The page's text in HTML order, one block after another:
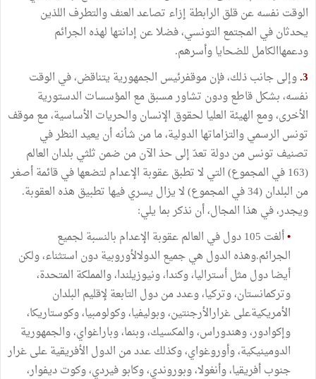
الوقت نفسه عن قلق الرابطة إزاء تصاعد العنف والتطرف اللذين
يحدثان في المجتمع التونسي، فضلا عن إدانتها لهذه الجرائم
ودعمهاالكامل للضحايا وأسرهم.
3. وإلى جانب ذلك، فإن موقفرئيس الجمهورية يتناقض، في الوقت
نفسه، بشكل قاطع ودون تشاور مسبق مع المؤسسات الدستورية
الأخرى، ومع الهيئة العليا لحقوق الإنسان والحريات الأساسية، مع موقف
تونس الرسمي والتزاماتها الدولية، ما من شأنه أن يعيد النظر في
تصنيف تونس من دولة تعدّ إلى حذ الآن من ضمن ثلثي بلدان العالم
(163 في المجموع) التي لا تطبق عقوبة الإعدام لتضعها في قائمة أصغر
من البلدان (34 في المجموع) لا يزال يسري فيها تطبيق هذه العقوبة.
ويجدر، في هذا المجال، أن نذكر بما يلي:
•
ألغت 105 دول في العالم عقوبة الإعدام بالنسبة لجميع
الجرائم.وهذه الدول هي جميع الدولالأوروبية دون استثناء، ولكن
أيضا دول مثل أستراليا، وكندا، ونيوزيلندا، والمملكة المتحدة،
وتركمانستان، وتركيا، وعدد من دول التابعة لإقليم البلدان
الأمريكيةعلى غرارالأرجنتين، وبوليفيا، وكولومبيا، وكوستاريكا،
وإكوادور، وهندوراس، والمكسيك، وبنما، وباراغواي، والجمهورية
الدومينيكية، وأوروغواي، وكذلك عدد من الدول الأفريقية على غرار
جنوب أفريقيا، وأنغولا، وبوروندي، وكابو فيردي، وكوت ديفوار،